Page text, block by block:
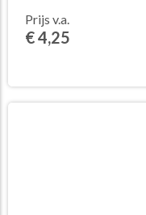
Prijs v.a.
€ 4,25